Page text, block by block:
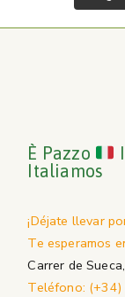
È Pazzo
Italiamos
¡Déjate llevar
Te esperamos
Carrer de
Teléfono: